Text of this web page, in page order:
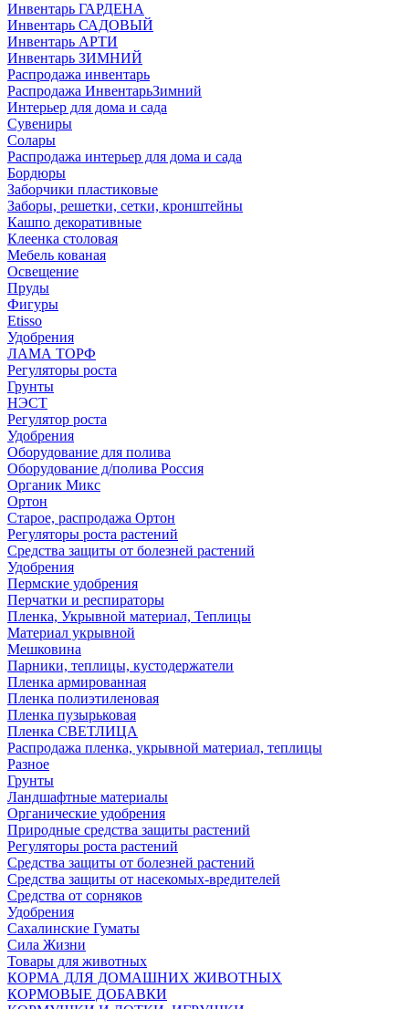
Инвентарь ГАРДЕНА
Инвентарь САДОВЫЙ
Инвентарь АРТИ
Инвентарь ЗИМНИЙ
Распродажа инвентарь
Распродажа ИнвентарьЗимний
Интерьер для дома и сада
Сувениры
Солары
Распродажа интерьер для дома и сада
Бордюры
Заборчики пластиковые
Заборы, решетки, сетки, кронштейны
Кашпо декоративные
Клеенка столовая
Мебель кованая
Освещение
Пруды
Фигуры
Etisso
Удобрения
ЛАМА ТОРФ
Регуляторы роста
Грунты
НЭСТ
Регулятор роста
Удобрения
Оборудование для полива
Оборудование д/полива Россия
Органик Микс
Ортон
Старое, распродажа Ортон
Регуляторы роста растений
Средства защиты от болезней растений
Удобрения
Пермские удобрения
Перчатки и респираторы
Пленка, Укрывной материал, Теплицы
Материал укрывной
Мешковина
Парники, теплицы, кустодержатели
Пленка армированная
Пленка полиэтиленовая
Пленка пузырьковая
Пленка СВЕТЛИЦА
Распродажа пленка, укрывной материал, теплицы
Разное
Грунты
Ландшафтные материалы
Органические удобрения
Природные средства защиты растений
Регуляторы роста растений
Средства защиты от болезней растений
Средства защиты от насекомых-вредителей
Средства от сорняков
Удобрения
Сахалинские Гуматы
Сила Жизни
Товары для животных
КОРМА ДЛЯ ДОМАШНИХ ЖИВОТНЫХ
КОРМОВЫЕ ДОБАВКИ